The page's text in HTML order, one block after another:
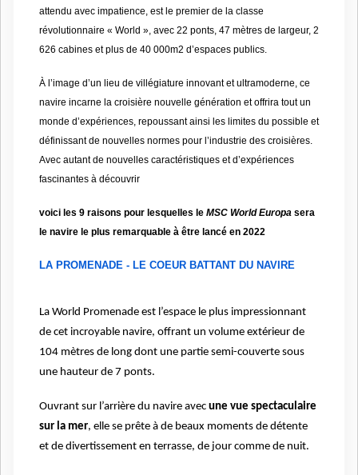
attendu avec impatience, est le premier de la classe
révolutionnaire « World », avec 22 ponts, 47 mètres de largeur, 2
626 cabines et plus de 40 000m2 d’espaces publics.
À l’image d’un lieu de villégiature innovant et ultramoderne, ce
navire incarne la croisière nouvelle génération et offrira tout un
monde d’expériences, repoussant ainsi les limites du possible et
définissant de nouvelles normes pour l’industrie des croisières.
Avec autant de nouvelles caractéristiques et d’expériences
fascinantes à découvrir
voici les 9 raisons pour lesquelles le MSC World Europa sera
le navire le plus remarquable à être lancé en 2022
LA PROMENADE - LE COEUR BATTANT DU NAVIRE
La World Promenade est l’espace le plus impressionnant
de cet incroyable navire, offrant un volume extérieur de
104 mètres de long dont une partie semi-couverte sous
une hauteur de 7 ponts.
Ouvrant sur l’arrière du navire avec une vue spectaculaire
sur la mer, elle se prête à de beaux moments de détente
et de divertissement en terrasse, de jour comme de nuit.